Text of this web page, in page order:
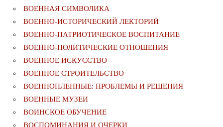
ВОЕННАЯ СИМВОЛИКА
ВОЕННО-ИСТОРИЧЕСКИЙ ЛЕКТОРИЙ
ВОЕННО-ПАТРИОТИЧЕСКОЕ ВОСПИТАНИЕ
ВОЕННО-ПОЛИТИЧЕСКИE ОТНОШЕНИЯ
ВОЕННОЕ ИСКУССТВО
ВОЕННОЕ СТРОИТЕЛЬСТВО
ВОЕННОПЛЕННЫЕ: ПРОБЛЕМЫ И РЕШЕНИЯ
ВОЕННЫЕ МУЗЕИ
ВОИНСКОЕ ОБУЧЕНИЕ
ВОСПОМИНАНИЯ И ОЧЕРКИ